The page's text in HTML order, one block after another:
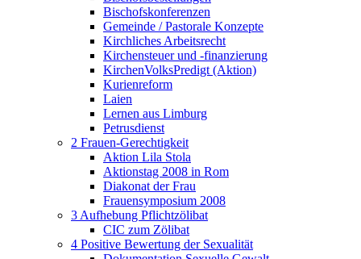
Bischofskonferenzen
Gemeinde / Pastorale Konzepte
Kirchliches Arbeitsrecht
Kirchensteuer und -finanzierung
KirchenVolksPredigt (Aktion)
Kurienreform
Laien
Lernen aus Limburg
Petrusdienst
2 Frauen-Gerechtigkeit
Aktion Lila Stola
Aktionstag 2008 in Rom
Diakonat der Frau
Frauensymposium 2008
3 Aufhebung Pflichtzölibat
CIC zum Zölibat
4 Positive Bewertung der Sexualität